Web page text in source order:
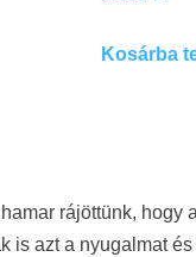
Kosárba
rájöttünk, hogy
is azt a nyugalmat